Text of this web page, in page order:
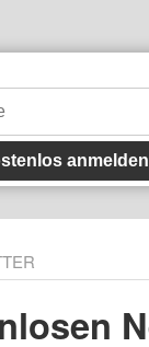
anmelden